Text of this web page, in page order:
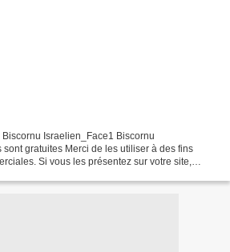
Israelien_Face1 Biscornu
gratuites Merci de les utiliser à des fins
Si vous les présentez sur votre site,